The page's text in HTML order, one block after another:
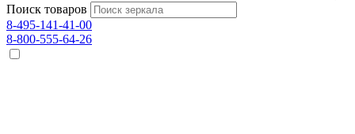
Поиск товаров
8-495-141-41-00
8-800-555-64-26